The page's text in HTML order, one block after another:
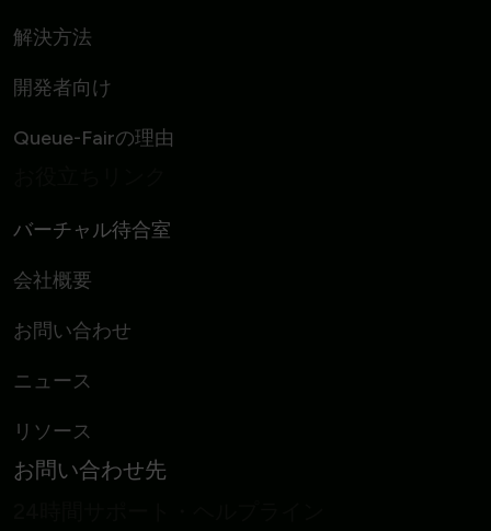
解決方法
開発者向け
Queue-Fairの理由
バーチャル待合室
会社概要
お問い合わせ
ニュース
リソース
お問い合わせ先